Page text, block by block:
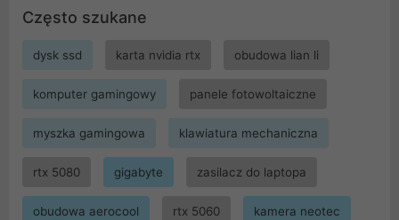
Często szukane
dysk ssd karta nvidia rtx obudowa lian li
komputer gamingowy panele fotowoltaiczne
myszka gamingowa klawiatura mechaniczna
rtx 5080 gigabyte zasilacz do laptopa
obudowa aerocool rtx 5060 kamera neotec